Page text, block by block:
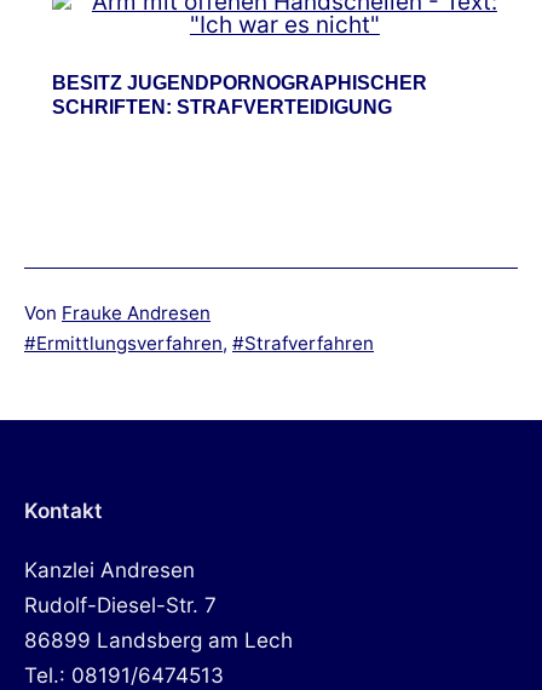
BESITZ JUGENDPORNOGRAPHISCHER
SCHRIFTEN: STRAFVERTEIDIGUNG
Von Frauke Andresen
Verschlagwortet
Ermittlungsverfahren, Strafverfahren
Kontakt
Kanzlei Andresen
Rudolf-Diesel-Str. 7
86899 Landsberg am Lech
Tel.: 08191/6474513